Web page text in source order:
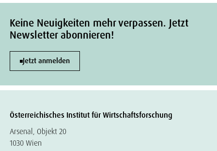
Keine Neuigkeiten mehr verpassen. Jetzt
Newsletter abonnieren!
Jetzt anmelden
Österreichisches Institut für Wirtschaftsforschung
Arsenal, Objekt 20
1030 Wien